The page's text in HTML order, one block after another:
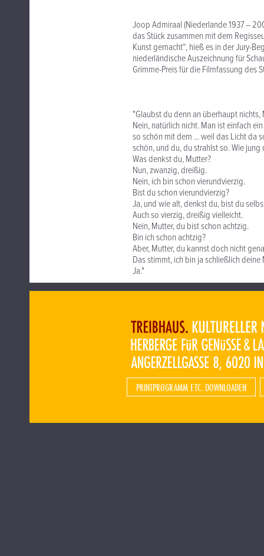
Joop Admiraal (Niederlande 1937 –
das Stück zusammen mit dem
Kunst gemacht“, hieß es in der Jury-
niederländische Auszeichnung für
Grimme-Preis für die Filmfassung des
"Glaubst du denn an überhaupt nichts,
Nein, natürlich nicht. Man ist einfach
so schön mit dem ... weil das Licht da
schön, und du, du strahlst so. Wie
Was denkst du, Mutter?
Nun, zwanzig, dreißig.
Nein, ich bin schon vierundvierzig.
Bist du schon vierundvierzig?
Ja, und wie alt, denkst du, bist du
Auch so vierzig, dreißig vielleicht.
Nein, Mutter, du bist schon achtzig.
Bin ich schon achtzig?
Aber, Mutter, du kannst doch nicht
Das stimmt, ich bin ja schließlich deine
Ja."
PRINTPROGRAMM ETC. DOWNLOADEN